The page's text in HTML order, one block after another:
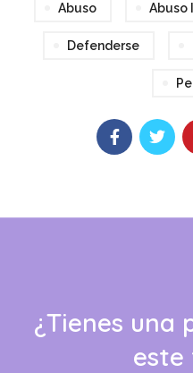
Abuso Abuso
Defenderse
¿Tienes una
este